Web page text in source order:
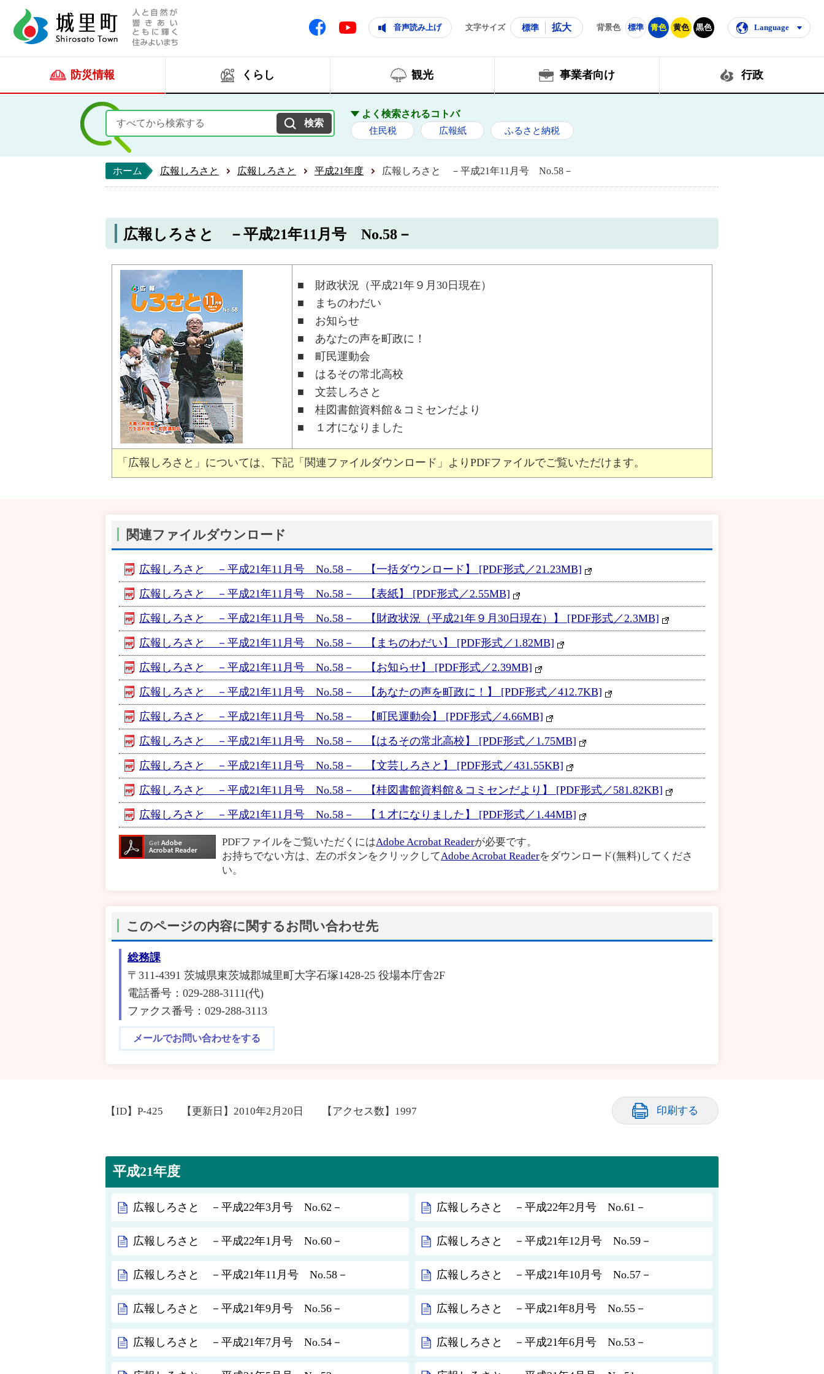
Facebook Youtube 音声読み上げ 文字サイズ 標準 拡大 背景色 標準 青色 黄色 黒色 Language
防災情報 くらし 観光 事業者向け 行政
よく検索されるコトバ
住民税 広報紙 ふるさと納税
ホーム 広報しろさと 広報しろさと 平成21年度 広報しろさと －平成21年11月号 No.58－
広報しろさと －平成21年11月号 No.58－
■ 財政状況（平成21年９月30日現在）
■ まちのわだい
■ お知らせ
■ あなたの声を町政に！
■ 町民運動会
■ はるその常北高校
■ 文芸しろさと
■ 桂図書館資料館＆コミセンだより
■ １才になりました
「広報しろさと」については、下記「関連ファイルダウンロード」よりPDFファイルでご覧いただけます。
関連ファイルダウンロード
広報しろさと －平成21年11月号 No.58－ 【一括ダウンロード】 [PDF形式／21.23MB]
広報しろさと －平成21年11月号 No.58－ 【表紙】 [PDF形式／2.55MB]
広報しろさと －平成21年11月号 No.58－ 【財政状況（平成21年９月30日現在）】 [PDF形式／2.3MB]
広報しろさと －平成21年11月号 No.58－ 【まちのわだい】 [PDF形式／1.82MB]
広報しろさと －平成21年11月号 No.58－ 【お知らせ】 [PDF形式／2.39MB]
広報しろさと －平成21年11月号 No.58－ 【あなたの声を町政に！】 [PDF形式／412.7KB]
広報しろさと －平成21年11月号 No.58－ 【町民運動会】 [PDF形式／4.66MB]
広報しろさと －平成21年11月号 No.58－ 【はるその常北高校】 [PDF形式／1.75MB]
広報しろさと －平成21年11月号 No.58－ 【文芸しろさと】 [PDF形式／431.55KB]
広報しろさと －平成21年11月号 No.58－ 【桂図書館資料館＆コミセンだより】 [PDF形式／581.82KB]
広報しろさと －平成21年11月号 No.58－ 【１才になりました】 [PDF形式／1.44MB]
PDFファイルをご覧いただくにはAdobe Acrobat Readerが必要です。
お持ちでない方は、左のボタンをクリックしてAdobe Acrobat Readerをダウンロード(無料)してくださ
い。
このページの内容に関するお問い合わせ先
総務課
〒311-4391 茨城県東茨城郡城里町大字石塚1428-25 役場本庁舎2F
電話番号：029-288-3111(代)
ファクス番号：029-288-3113
メールでお問い合わせをする
【ID】 P-425 【更新日】 2010年2月20日 【アクセス数】 1997 印刷する
平成21年度
広報しろさと －平成22年3月号 No.62－ 広報しろさと －平成22年2月号 No.61－
広報しろさと －平成22年1月号 No.60－ 広報しろさと －平成21年12月号 No.59－
広報しろさと －平成21年11月号 No.58－ 広報しろさと －平成21年10月号 No.57－
広報しろさと －平成21年9月号 No.56－ 広報しろさと －平成21年8月号 No.55－
広報しろさと －平成21年7月号 No.54－ 広報しろさと －平成21年6月号 No.53－